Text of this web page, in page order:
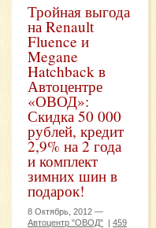
Тройная выгода
на Renault
Fluence и
Megane
Hatchback в
Автоцентре
«ОВОД»:
Скидка 50 000
рублей, кредит
2,9% на 2 года
и комплект
зимних шин в
подарок!
8 Октябрь, 2012 —
Автоцентр "ОВОД" | 459